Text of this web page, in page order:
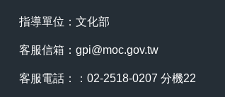
指導單位：文化部
客服信箱： gpi@moc.gov.tw
客服電話：：02-2518-0207 分機22